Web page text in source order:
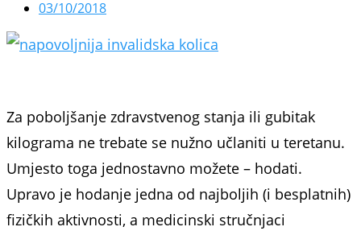
03/10/2018
Za poboljšanje zdravstvenog stanja ili gubitak
kilograma ne trebate se nužno učlaniti u teretanu.
Umjesto toga jednostavno možete – hodati.
Upravo je hodanje jedna od najboljih (i besplatnih)
fizičkih aktivnosti, a medicinski stručnjaci